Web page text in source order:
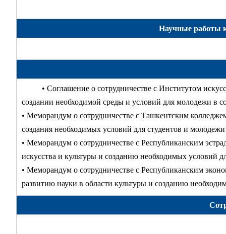
Научные работы
• Соглашение о сотрудничестве с Институтом
создании необходимой среды и условий для молодежи в
• Меморандум о сотрудничестве с Ташкентским
создания необходимых условий для студентов и
• Меморандум о сотрудничестве с Республиканским
искусства и культуры и созданию необходимых условий
• Меморандум о сотрудничестве с Республиканским
развитию науки в области культуры и созданию